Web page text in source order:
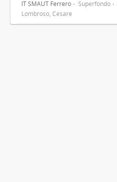
IT SMAUT Ferrero Superfondo
Lombroso, Cesare